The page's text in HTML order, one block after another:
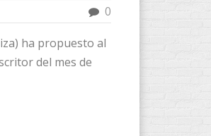
0
ha propuesto al
del mes de